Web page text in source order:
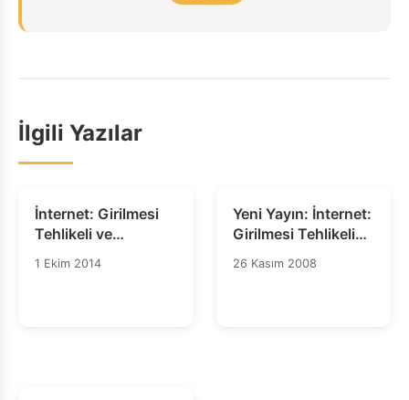
İlgili Yazılar
İnternet: Girilmesi
Tehlikeli ve
YasaktırTürkiye'de
1 Ekim 2014
Yeni Yayın: İnternet:
Girilmesi Tehlikeli
ve Yasaktır
26 Kasım 2008